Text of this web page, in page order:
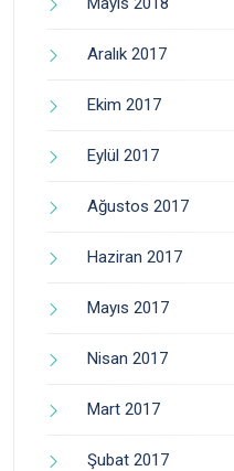
Aralık 2017
Ekim 2017
Eylül 2017
Ağustos 2017
Haziran 2017
Mayıs 2017
Nisan 2017
Mart 2017
Şubat 2017